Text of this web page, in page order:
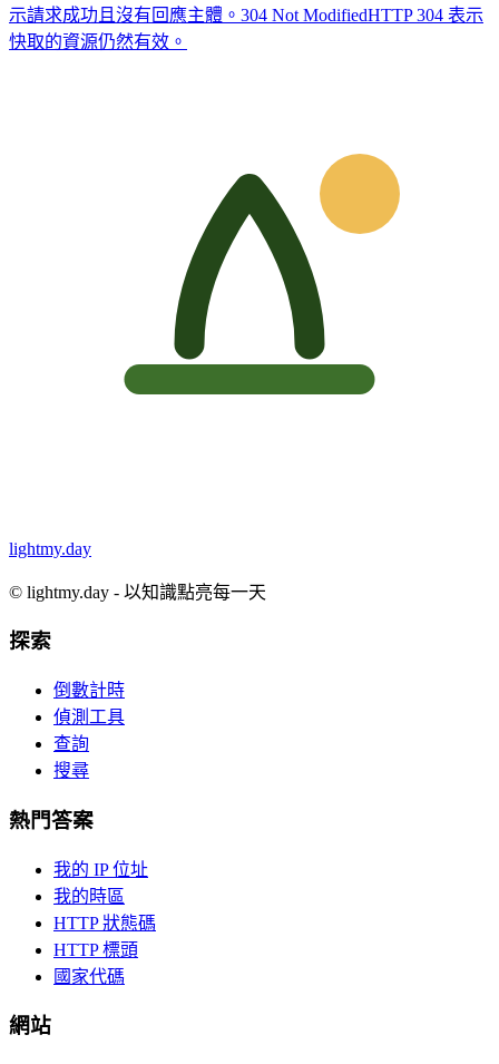
示請求成功且沒有回應主體。 304 Not ModifiedHTTP 304 表示
快取的資源仍然有效。
lightmy.day
© lightmy.day - 以知識點亮每一天
探索
倒數計時
偵測工具
查詢
搜尋
熱門答案
我的 IP 位址
我的時區
HTTP 狀態碼
HTTP 標頭
國家代碼
網站